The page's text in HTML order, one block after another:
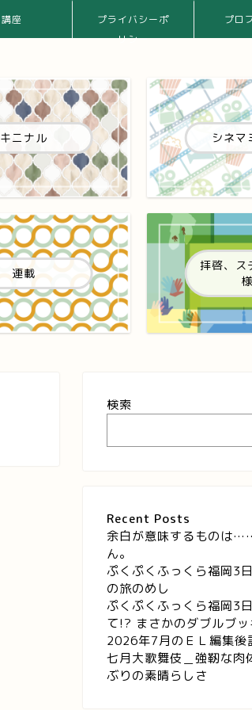
講座
プライバシーポ
リシー
プロ
キニナル シネマ
連載
拝啓、ス
検索
Recent Posts
余白が意味するものは
ん。
ぷくぷくふっくら福岡3
の旅のめし
ぷくぷくふっくら福岡3
て!? まさかのダブルブ
2026年7月のＥＬ編集後
七月大歌舞伎＿強靭な肉
ぶりの素晴らしさ